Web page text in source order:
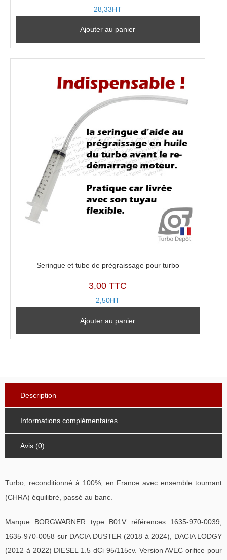
28,33HT
Ajouter au panier
Seringue et tube de prégraissage pour turbo
3,00 TTC
2,50HT
Ajouter au panier
Description
Informations complémentaires
Avis (0)
Turbo, reconditionné à 100%, en France avec ensemble tournant
(CHRA) équilibré, passé au banc.
Marque BORGWARNER type B01V références 1635-970-0039,
1635-970-0058 sur DACIA DUSTER (2018 à 2024), DACIA LODGY
(2012 à 2022) DIESEL 1.5 dCi 95/115cv. Version AVEC orifice pour